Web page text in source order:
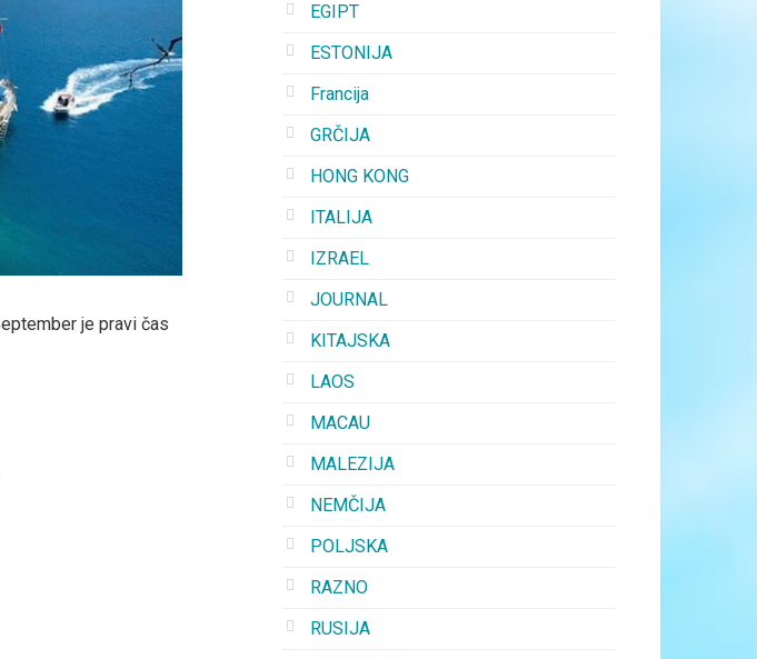
je pravi čas
EGIPT
ESTONIJA
Francija
GRČIJA
HONG KONG
ITALIJA
IZRAEL
JOURNAL
KITAJSKA
LAOS
MACAU
MALEZIJA
NEMČIJA
POLJSKA
RAZNO
RUSIJA